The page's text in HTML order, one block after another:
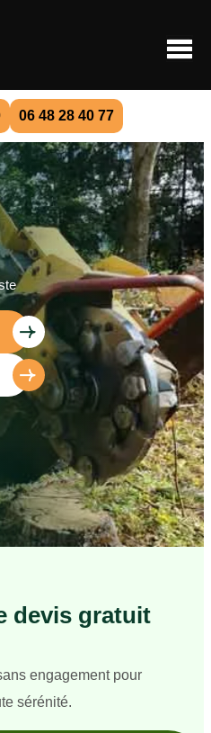
06 48 28 40 77
devis gratuit
engagement pour
sérénité.